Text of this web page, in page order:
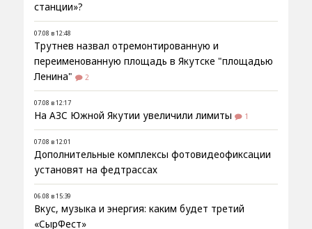
станции»?
07.08 в 12:48
Трутнев назвал отремонтированную и
переименованную площадь в Якутске "площадью
Ленина"
2
07.08 в 12:17
На АЗС Южной Якутии увеличили лимиты 1
07.08 в 12:01
Дополнительные комплексы фотовидеофиксации
установят на федтрассах
06.08 в 15:39
Вкус, музыка и энергия: каким будет третий
«СырФест»